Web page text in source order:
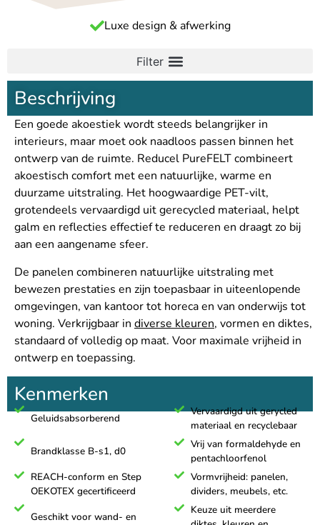
Duurzaam en recyclebaar
Beschrijving
Een goede akoestiek wordt steeds belangrijker in
interieurs, maar moet ook naadloos passen binnen het
ontwerp van de ruimte. Reducel PureFELT combineert
akoestisch comfort met een natuurlijke, warme en
duurzame uitstraling. Het hoogwaardige PET-vilt,
grotendeels vervaardigd uit gerecycled materiaal, helpt
galm en reflecties effectief te reduceren en draagt zo bij
aan een aangename sfeer.
De panelen combineren natuurlijke uitstraling met
bewezen prestaties en zijn toepasbaar in uiteenlopende
omgevingen, van kantoor tot horeca en van onderwijs tot
woning. Verkrijgbaar in diverse kleuren, vormen en diktes,
standaard of volledig op maat. Voor maximale vrijheid in
ontwerp en toepassing.
Kenmerken
Geluidsabsorberend
Vervaardigd uit gerycled
materiaal en recyclebaar
Brandklasse B-s1, d0
Vrij van formaldehyde en
pentachloorfenol
REACH-conform en Step
OEKOTEX gecertificeerd
Vormvrijheid: panelen,
dividers, meubels, etc.
Geschikt voor wand- en
Keuze uit meerdere